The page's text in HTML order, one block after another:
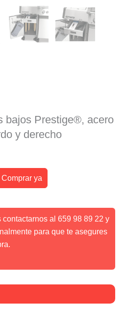
bajos Prestige®, acero
y derecho
Comprar ya
al 659 98 89 22 y
para que te asegures